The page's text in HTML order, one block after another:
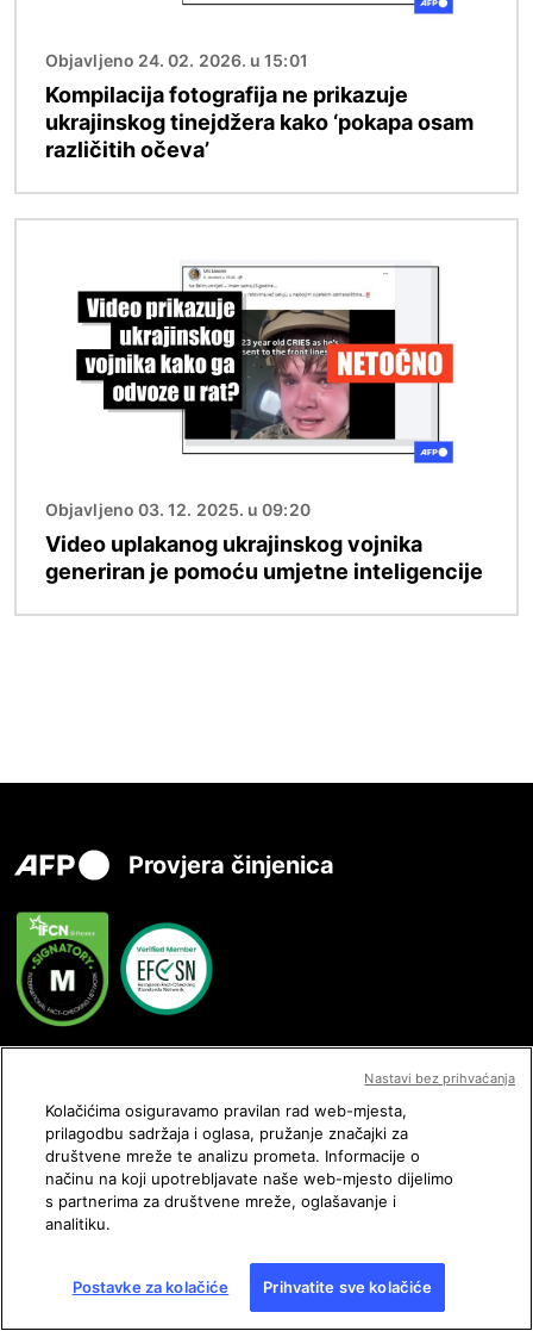
Objavljeno 24. 02. 2026. u 15:01
Kompilacija fotografija ne prikazuje
ukrajinskog tinejdžera kako ‘pokapa osam
različitih očeva’
Objavljeno 03. 12. 2025. u 09:20
Video uplakanog ukrajinskog vojnika
generiran je pomoću umjetne inteligencije
Provjera činjenica
Pratite nas
Kolačićima osiguravamo pravilan rad web-mjesta,
prilagodbu sadržaja i oglasa, pružanje značajki za
društvene mreže te analizu prometa. Informacije o
načinu na koji upotrebljavate naše web-mjesto dijelimo
s partnerima za društvene mreže, oglašavanje i
analitiku.
Postavke za kolačiće Prihvatite sve kolačiće
Nastavi bez prihvaćanja